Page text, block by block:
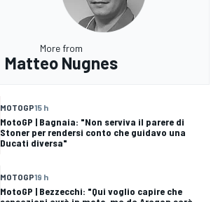
More from
Matteo Nugnes
MOTOGP15 h
MotoGP | Bagnaia: "Non serviva il parere di
Stoner per rendersi conto che guidavo una
Ducati diversa"
MOTOGP19 h
MotoGP | Bezzecchi: "Qui voglio capire che